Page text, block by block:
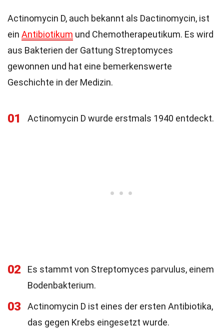
Actinomycin D, auch bekannt als Dactinomycin, ist
ein Antibiotikum und Chemotherapeutikum. Es wird
aus Bakterien der Gattung Streptomyces
gewonnen und hat eine bemerkenswerte
Geschichte in der Medizin.
01 Actinomycin D wurde erstmals 1940 entdeckt.
02
Es stammt von Streptomyces parvulus, einem
Bodenbakterium.
03
Actinomycin D ist eines der ersten Antibiotika,
das gegen Krebs eingesetzt wurde.